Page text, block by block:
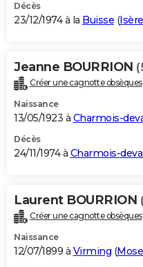
Décès
23/12/1974 à la Buisse (Isère
Jeanne BOURRION
Créer une cagnotte obsèques
Naissance
13/05/1923 à Charmois-
Décès
24/11/1974 à Charmois-
Laurent BOURRION
Créer une cagnotte obsèques
Naissance
12/07/1899 à Virming (